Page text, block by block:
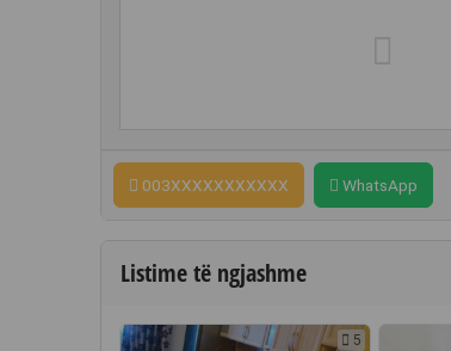
003XXXXXXXXXXX WhatsApp
Listime të ngjashme
5